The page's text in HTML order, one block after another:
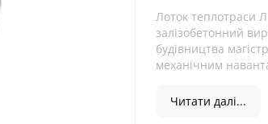
Лоток теплотраси
залізобетонний
будівництва
механічним
Читати далі...